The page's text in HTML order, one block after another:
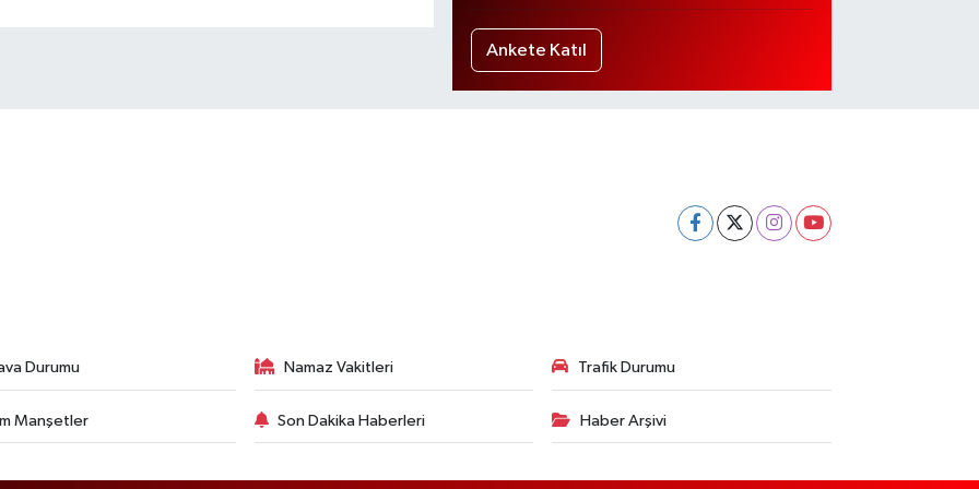
Ankete Katıl
Durumu Namaz Vakitleri Trafik Durumu
Manşetler Son Dakika Haberleri Haber Arşivi